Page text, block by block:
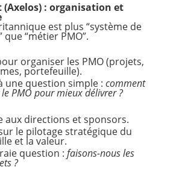
(Axelos) : organisation et
est plus “système de
que “métier PMO”.
organiser les PMO (projets,
portefeuille).
une question simple : comment
PMO pour mieux délivrer ?
aux directions et sponsors.
le pilotage stratégique du
et la valeur.
question : faisons-nous les
?